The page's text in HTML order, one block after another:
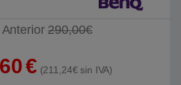
Anterior290,00€
€ (211,24€ sin IVA)